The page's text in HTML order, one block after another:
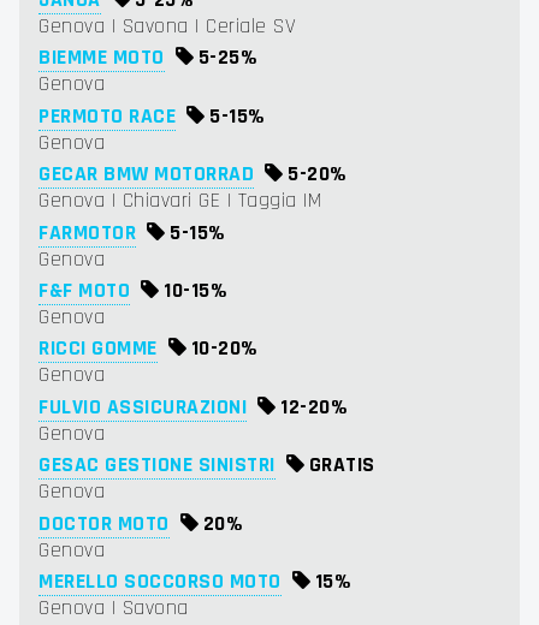
Genova | Savona | Ceriale SV
BIEMME MOTO
5-25%
Genova
PERMOTO RACE
5-15%
Genova
GECAR BMW MOTORRAD
5-20%
Genova | Chiavari GE | Taggia IM
FARMOTOR
5-15%
Genova
F&F MOTO
10-15%
Genova
RICCI GOMME
10-20%
Genova
FULVIO ASSICURAZIONI
12-20%
Genova
GESAC GESTIONE SINISTRI
GRATIS
Genova
DOCTOR MOTO
20%
Genova
MERELLO SOCCORSO MOTO
15%
Genova | Savona